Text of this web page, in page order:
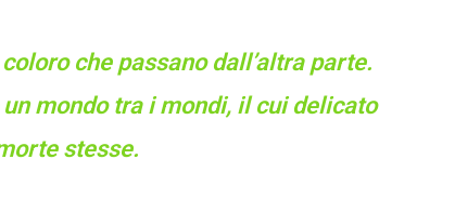
che passano dall’altra parte.
mondo tra i mondi, il cui delicato
stesse.